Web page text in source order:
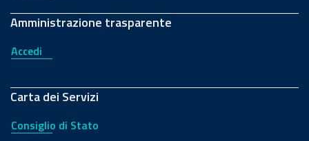
Amministrazione trasparente
Accedi
Carta dei Servizi
Consiglio di Stato